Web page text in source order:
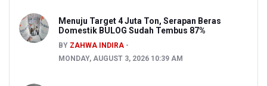
Menuju Target 4 Juta Ton, Serapan Beras
Domestik BULOG Sudah Tembus 87%
BY ZAHWA INDIRA
MONDAY, AUGUST 3, 2026 10:39 AM